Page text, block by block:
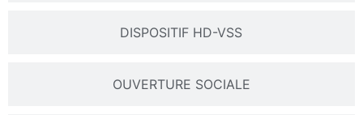
DISPOSITIF HD-VSS
OUVERTURE SOCIALE